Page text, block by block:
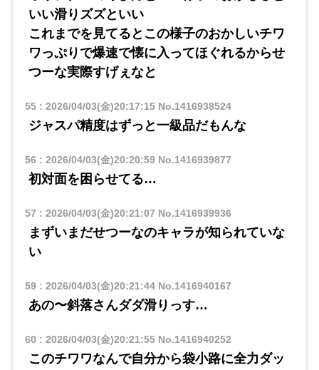
いい滑りズズといい
これまでを見てるとこの様子のおかしいチワ
ワっぷりで爆速で懐に入ってほぐれるからせ
つーな実際すげぇなと
55: 2026/04/03(金)20:17:15No.1416938524
ジャスパ精度はずっと一級品だもんな
56 : 2026/04/03(金)20:20:59No.1416939877
初対面を困らせてる…
57 : 2026/04/03(金)20:21:07 No.1416939936
まずいまだせつーなのキャラが知られていな
い
59: 2026/04/03(金)20:21:44No.1416940167
あの〜斜落さんダダ滑りっす…
60 : 2026/04/03(金)20:21:55No.1416940252
このチワワなんで自分から袋小路に全力ダッ